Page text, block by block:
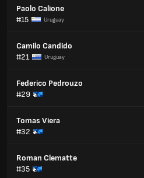
Paolo Calione
#15
Uruguay
Camilo Candido
#21
Uruguay
Federico Pedrouzo
#29
Tomas Viera
#32
Roman Clematte
#35